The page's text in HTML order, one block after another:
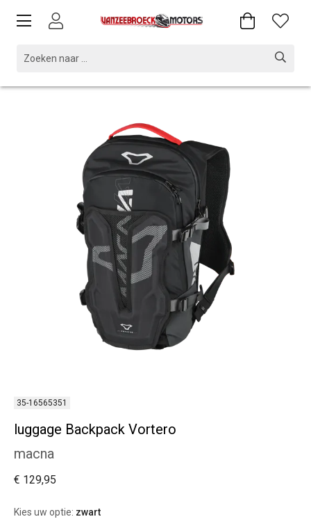
35-16565351
luggage Backpack Vortero
macna
€ 129,95
Kies uw optie: zwart